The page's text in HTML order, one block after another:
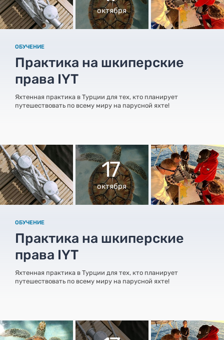
октября
ОБУЧЕНИЕ
Практика на шкиперские
права IYT
Яхтенная практика в Турции для тех, кто планирует
путешествовать по всему миру на парусной яхте!
17
октября
ОБУЧЕНИЕ
Практика на шкиперские
права IYT
Яхтенная практика в Турции для тех, кто планирует
путешествовать по всему миру на парусной яхте!